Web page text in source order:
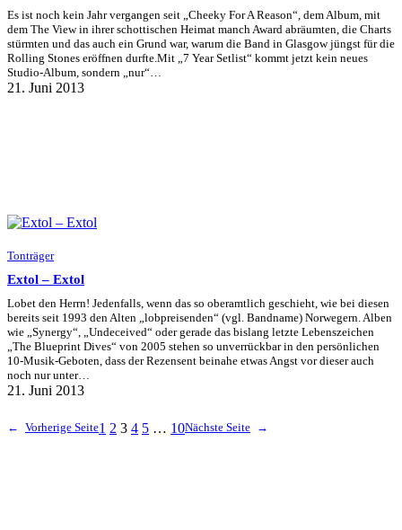
Es ist noch kein Jahr vergangen seit „Cheeky For A Reason“, dem Album, mit
dem The View in ihrer schottischen Heimat manch Award abräumten, die Charts
stürmten und das auch ein Grund war, warum die Band in Glasgow jüngst für die
Rolling Stones eröffnen durfte.Mit „7 Year Setlist“ kommt jetzt kein neues
Studio-Album, sondern „nur“…
21. Juni 2013
Tonträger
Extol – Extol
Lobet den Herrn! Jedenfalls, wenn das so oberamtlich geschieht, wie bei diesen
bereits seit 1993 den Alten „lobpreisenden“ (vgl. Bandname) Norwegern. Alben
wie „Synergy“, „Undeceived“ oder gerade das bislang letzte Lebenszeichen
„The Blueprint Dives“ von 2005 stehen so unverrückbar in den persönlichen
10-Musik-Geboten, dass der Rezensent beinahe etwas Angst vor dieser auch
noch nur unter…
21. Juni 2013
← Vorherige Seite1 2 3 4 5 … 10Nächste Seite →